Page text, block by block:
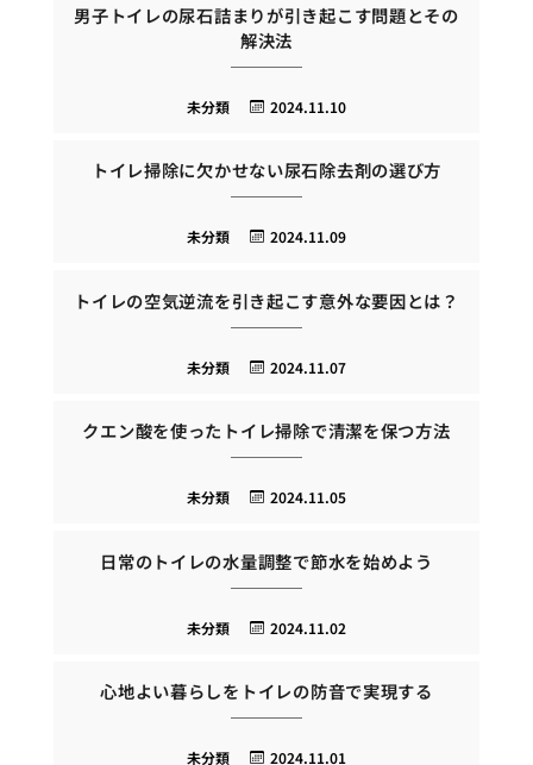
男子トイレの尿石詰まりが引き起こす問題とその
解決法
2024.11.10
未分類
トイレ掃除に欠かせない尿石除去剤の選び方
2024.11.09
未分類
トイレの空気逆流を引き起こす意外な要因とは？
2024.11.07
未分類
クエン酸を使ったトイレ掃除で清潔を保つ方法
2024.11.05
未分類
日常のトイレの水量調整で節水を始めよう
2024.11.02
未分類
心地よい暮らしをトイレの防音で実現する
2024.11.01
未分類